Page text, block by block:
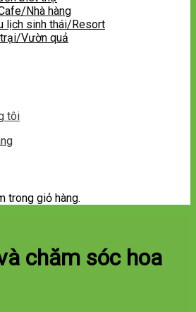
Nhà hàng
lịch sinh thái/Resort
Vườn quả
tôi
trong giỏ hàng.
chăm sóc hoa